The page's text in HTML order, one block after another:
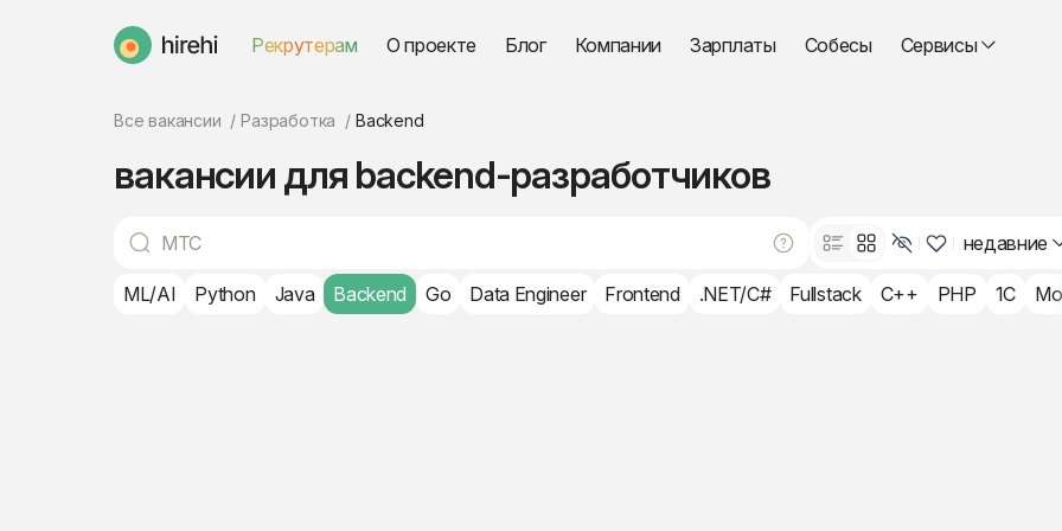
HireHi Рекрутерам О проекте Блог Компании Зарплаты Собесы Сервисы
Все вакансии Разработка Backend
вакансии для backend-разработчиков
недавние
ML/AI Python Java Backend Go Data Engineer Frontend .NET/C# Fullstack C++ PHP 1C